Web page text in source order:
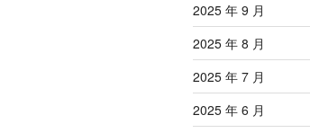
2025 年 9 月
2025 年 8 月
2025 年 7 月
2025 年 6 月